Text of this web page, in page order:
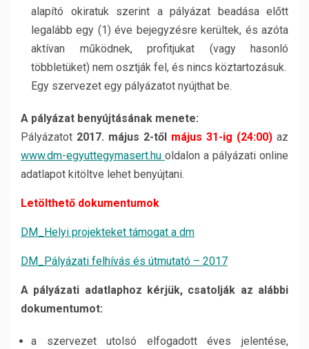
alapító okiratuk szerint a pályázat beadása előtt
legalábbegy (1) éve bejegyzésre kerültek, és azóta
aktívan működnek, profitjukat (vagy hasonló
többletüket) nem osztják fel, és nincs köztartozásuk.
Egy szervezet egy pályázatot nyújthat be.
A pályázat benyújtásának menete:
Pályázatot 2017. május 2-től május 31-ig (24:00) az
www.dm-egyuttegymasert.hu oldalon a pályázati online
adatlapot kitöltve lehet benyújtani.
Letölthető dokumentumok
DM_Helyi projekteket támogat a dm
DM_Pályázati felhívás és útmutató – 2017
A pályázati adatlaphoz kérjük, csatolják az alábbi
dokumentumot:
a szervezet utolsó elfogadott éves jelentése,